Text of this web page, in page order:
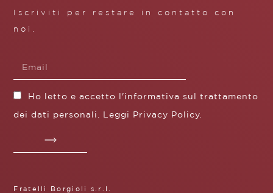
Iscriviti per restare in contatto con
noi.
Ho letto e accetto l'informativa sul trattamento
dei dati personali. Leggi Privacy Policy
Fratelli Borgioli s.r.l.